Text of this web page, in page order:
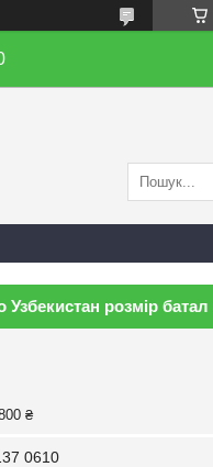
розмір
₴
0610